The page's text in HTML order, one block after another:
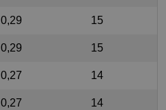
0,29 15
0,29 15
0,27 14
0,27 14